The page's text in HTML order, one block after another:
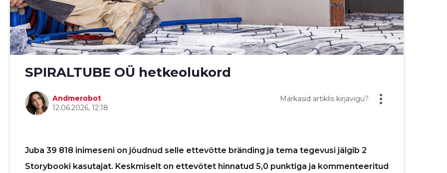
SPIRALTUBE OÜ hetkeolukord
Andmerobot
12.06.2026, 12:18
Märkasid artiklis kirjavigu?
Juba 39 818 inimeseni on jõudnud selle ettevõtte bränding ja tema tegevusi jälgib 2
Storybooki kasutajat. Keskmiselt on ettevõtet hinnatud 5,0 punktiga ja kommenteeritud
Sinu nimi
Sinu nimi
Sinu nimi